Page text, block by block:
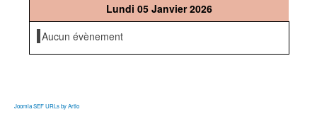
Lundi 05 Janvier 2026
Aucun évènement
Joomla SEF URLs by Artio